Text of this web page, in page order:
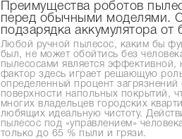
Преимущества роботов
перед обычными моделями.
подзарядка аккумулятора от
Любой ручной пылесос, каким бы
был, не может обойтись без
пылесосами является эффективной,
фактор здесь играет решающую
определенный процент загрязнений
поверхности напольных покрытий,
многих владельцев городских
любящих идеальную чистоту.
пылесос под «управлением»
только до 65 % пыли и грязи.